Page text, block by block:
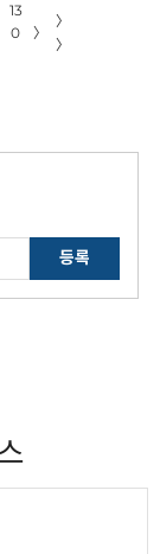
13
0
〉
〉
〉
등록